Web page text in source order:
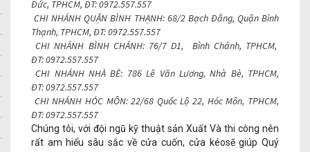
Đức, TPHCM, ĐT:0972.557.557
CHI NHÁNH QUẬN BÌNH THẠNH: 68/2 Bạch Đằng, Quận Bình
Thạnh, TPHCM, ĐT:0972.557.557
CHI NHÁNH BÌNH CHÁNH: 76/7 D1, Bình Chánh, TPHCM,
ĐT:0972.557.557
CHI NHÁNH NHÀ BÈ: 786 Lê Văn Lương, Nhà Bè, TPHCM,
ĐT:0972.557.557
CHI NHÁNH HÓC MÔN: 22/68 Quốc Lộ 22, Hóc Môn, TPHCM,
ĐT:0972.557.557
Chúng tôi, với đội ngũ kỹ thuật sản Xuất Và thi công nên
rất am hiểu sâu sắc về cửa cuốn, cửa kéosẽ giúp Quý